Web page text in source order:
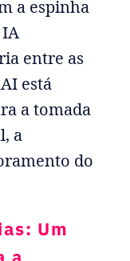
a espinha
entre as
está
a tomada
a
do
Um